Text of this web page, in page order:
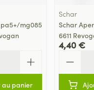
mg085
au panier
Schar
Schar
6611
4,40 €